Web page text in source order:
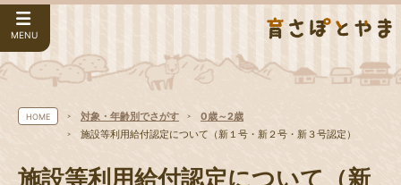
MENU
HOME 対象・年齢別でさがす
0歳～2歳
施設等利用給付認定について（新１号・新２号・新３号認定）
施設等利用給付認定について（新